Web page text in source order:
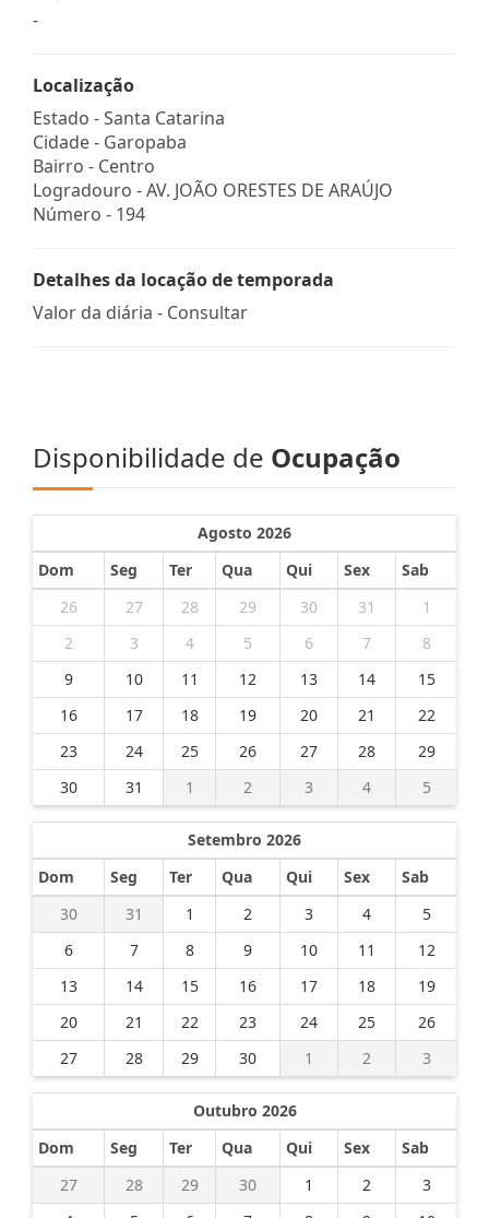
-
Localização
Estado -Santa Catarina
Cidade - Garopaba
Bairro - Centro
Logradouro -AV. JOÃO ORESTES DE ARAÚJO
Número - 194
Detalhes da locação de temporada
Valor da diária - Consultar
Disponibilidade de Ocupação
Agosto 2026
Dom
Seg Ter Qua Qui Sex
Sab
26
27 28 29 30 31
1
2
3 4 5 6 7
8
9
10 11 12 13 14
15
16
17 18 19 20 21
22
23
24 25 26 27 28
29
30
31 1 2 3 4 5
Setembro 2026
Dom
Seg Ter Qua Qui Sex
Sab
30
31 1 2 3 4
5
6
7 8 9 10 11
12
13
14 15 16 17 18
19
20
21 22 23 24 25
26
27
28 29 30 1 2 3
Outubro 2026
Dom
Seg Ter Qua Qui Sex
Sab
27
28 29 30 1 2
3